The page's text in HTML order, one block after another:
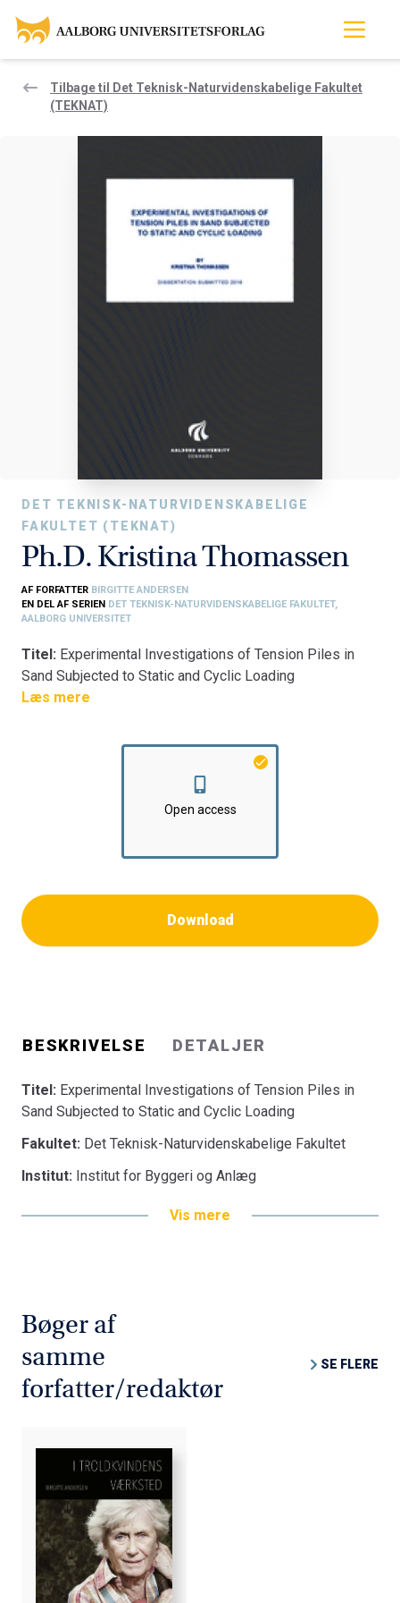
Tilbage til Det Teknisk-Naturvidenskabelige Fakultet
(TEKNAT)
DET TEKNISK-NATURVIDENSKABELIGE
FAKULTET (TEKNAT)
Ph.D. Kristina Thomassen
AF FORFATTER BIRGITTE ANDERSEN
EN DEL AF SERIEN DET TEKNISK-NATURVIDENSKABELIGE FAKULTET,
AALBORG UNIVERSITET
Titel: Experimental Investigations of Tension Piles in
Sand Subjected to Static and Cyclic Loading
Fakultet:Det Teknisk-Naturvidenskabelige Fakultet
Læs mere
Open access
Download
BESKRIVELSE DETALJER
Titel: Experimental Investigations of Tension Piles in
Sand Subjected to Static and Cyclic Loading
Fakultet: Det Teknisk-Naturvidenskabelige Fakultet
Institut: Institut for Byggeri og Anlæg
Vis mere
Bøger af
samme
forfatter/redaktør
SE FLERE